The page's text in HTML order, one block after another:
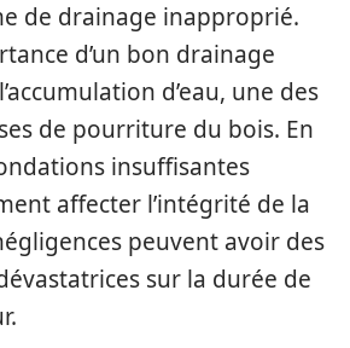
de drainage inapproprié.
d’un bon drainage
d’eau, une des
de pourriture du bois. En
insuffisantes
affecter l’intégrité de la
peuvent avoir des
sur la durée de